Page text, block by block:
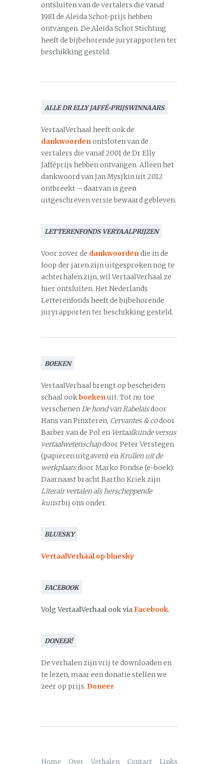
ontsluiten van de vertalers die vanaf
1981 de Aleida Schot-prijs hebben
ontvangen. De Aleida Schot Stichting
heeft de bijbehorende juryrapporten ter
beschikking gesteld.
ALLE DR ELLY JAFFÉ-PRIJSWINNAARS
VertaalVerhaal heeft ook de
dankwoordenontsloten van de
vertalers die vanaf 2001 de Dr Elly
Jafféprijs hebben ontvangen. Alleen het
dankwoord van Jan Mysjkin uit 2012
ontbreekt – daarvan is geen
uitgeschreven versie bewaard gebleven.
LETTERENFONDS VERTAALPRIJZEN
Voor zover de dankwoordendie in de
loop der jaren zijn uitgesproken nog te
achterhalen zijn, wil VertaalVerhaal ze
hier ontsluiten. Het Nederlands
Letterenfonds heeft de bijbehorende
juryrapporten ter beschikking gesteld.
BOEKEN
VertaalVerhaal brengt op bescheiden
schaal ookboekenuit. Tot nu toe
verschenenDe hond van Rabelaisdoor
Hans van Pinxteren, Cervantes & codoor
Barber van de Pol en Vertaalkunde versus
vertaalwetenschapdoor Peter Verstegen
(papieren uitgaven) enKrullen uit de
werkplaatsdoor Marko Fondse (e-boek).
Daarnaast bracht Bartho Kriek zijn
Literair vertalen als herscheppende
kunstbij ons onder.
BLUESKY
VertaalVerhaal op bluesky
FACEBOOK
Volg VertaalVerhaal ook viaFacebook.
DONEER!
De verhalen zijn vrij te downloaden en
te lezen, maar een donatie stellen we
zeer op prijs. Doneer
Home Over Verhalen Contact Links